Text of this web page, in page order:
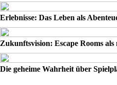
Erlebnisse: Das Leben als
Zukunftsvision: Escape Rooms
Die geheime Wahrheit über